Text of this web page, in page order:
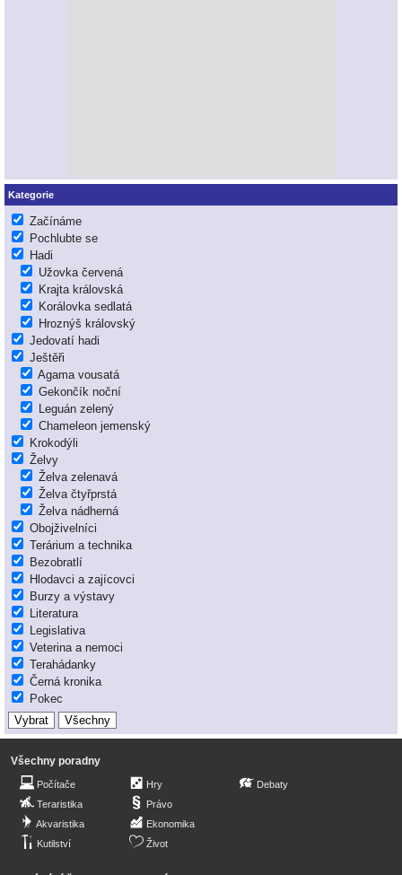
Kategorie
Začínáme
Pochlubte se
Hadi
Užovka červená
Krajta královská
Korálovka sedlatá
Hroznýš královský
Jedovatí hadi
Ještěři
Agama vousatá
Gekončík noční
Leguán zelený
Chameleon jemenský
Krokodýli
Želvy
Želva zelenavá
Želva čtyřprstá
Želva nádherná
Obojživelníci
Terárium a technika
Bezobratlí
Hlodavci a zajícovci
Burzy a výstavy
Literatura
Legislativa
Veterina a nemoci
Terahádanky
Černá kronika
Pokec
Všechny poradny
Počítače
Teraristika
Akvaristika
Kutilství
Hry
Právo
Ekonomika
Život
Debaty